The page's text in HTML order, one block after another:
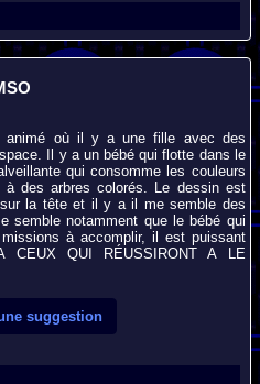
animé où il y a une fille avec des
Il y a un bébé qui flotte dans le
qui consomme les couleurs
des arbres colorés. Le dessin est
la tête et il y a il me semble des
semble notamment que le bébé qui
à accomplir, il est puissant
CEUX QUI RÉUSSIRONT A LE
suggestion